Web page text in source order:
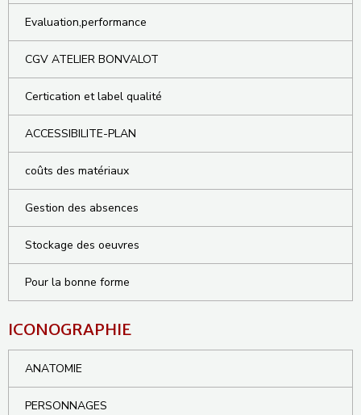
Evaluation,performance
CGV ATELIER BONVALOT
Certication et label qualité
ACCESSIBILITE-PLAN
coûts des matériaux
Gestion des absences
Stockage des oeuvres
Pour la bonne forme
ICONOGRAPHIE
ANATOMIE
PERSONNAGES